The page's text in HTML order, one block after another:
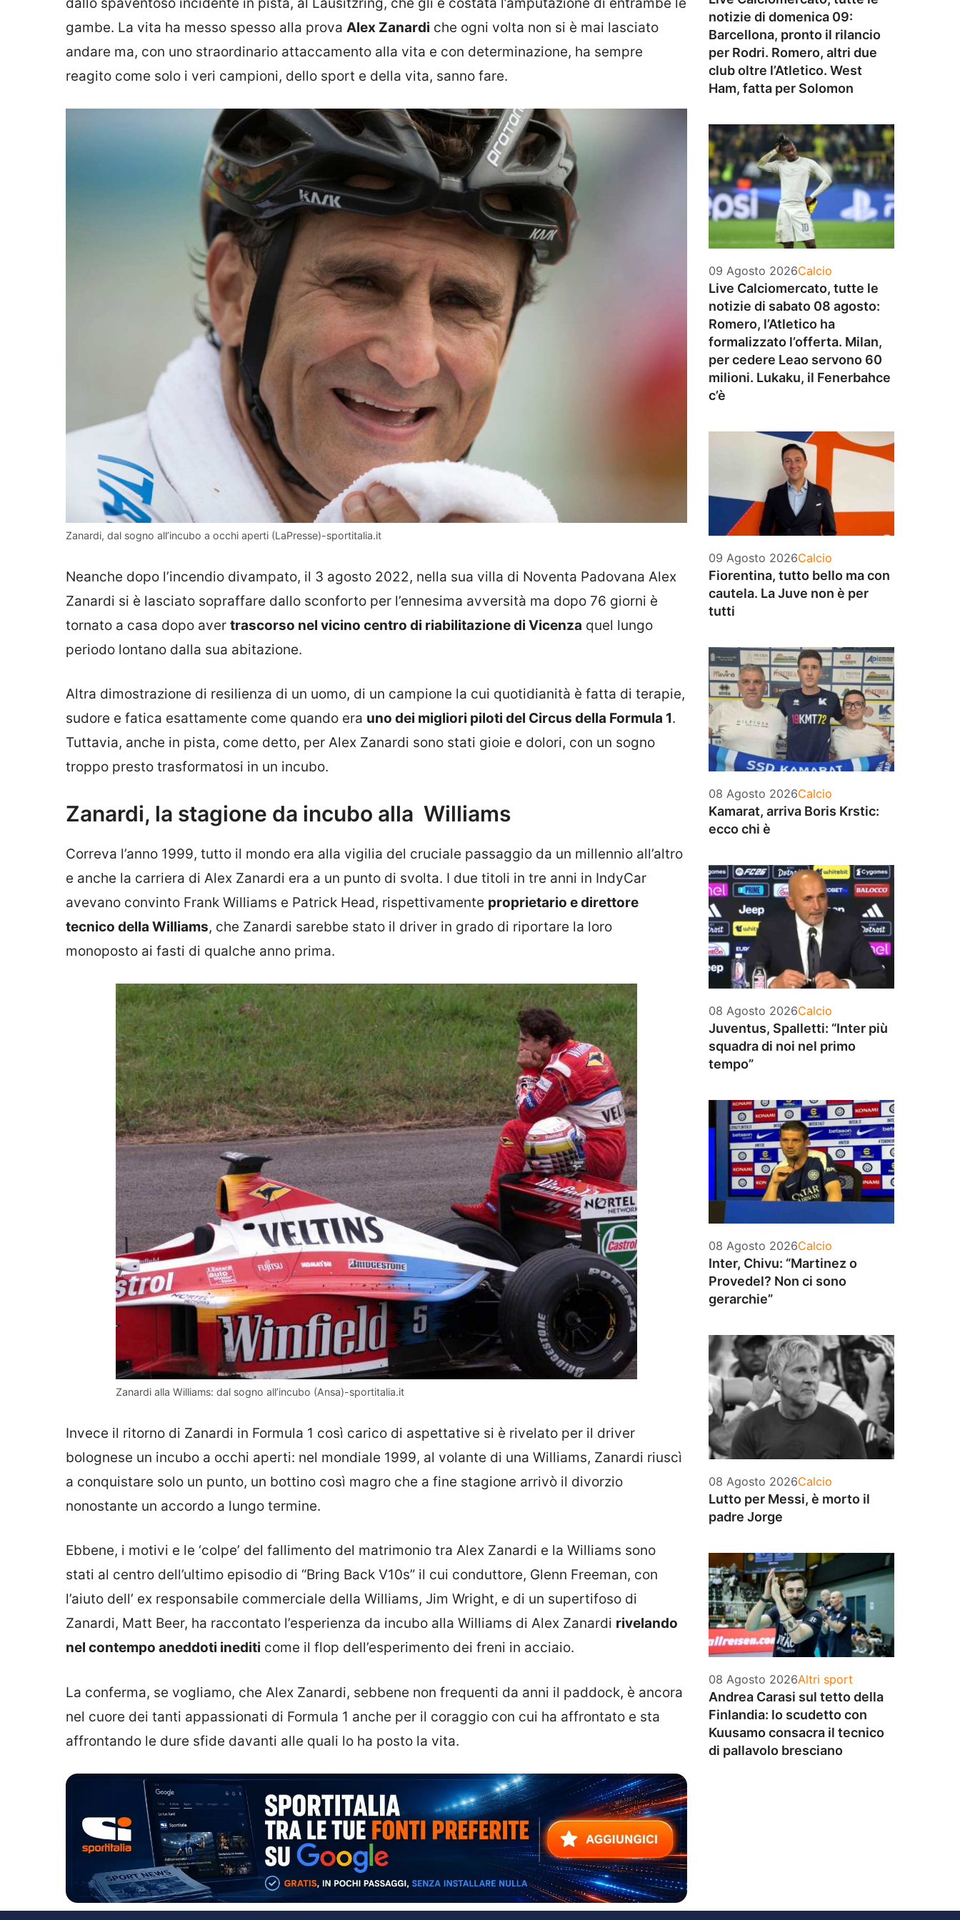
gambe. La vita ha messo spesso alla prova Alex Zanardi che ogni volta non si è mai lasciato
andare ma, con uno straordinario attaccamento alla vita e con determinazione, ha sempre
reagito come solo i veri campioni, dello sport e della vita, sanno fare.
Zanardi, dal sogno all’incubo a occhi aperti (LaPresse)-sportitalia.it
Neanche dopo l’incendio divampato, il 3 agosto 2022, nella sua villa di Noventa Padovana Alex
Zanardi si è lasciato sopraffare dallo sconforto per l’ennesima avversità ma dopo 76 giorni è
tornato a casa dopo aver trascorso nel vicino centro di riabilitazione di Vicenza quel lungo
periodo lontano dalla sua abitazione.
Altra dimostrazione di resilienza di un uomo, di un campione la cui quotidianità è fatta di terapie,
sudore e fatica esattamente come quando era uno dei migliori piloti del Circus della Formula 1.
Tuttavia, anche in pista, come detto, per Alex Zanardi sono stati gioie e dolori, con un sogno
troppo presto trasformatosi in un incubo.
Zanardi, la stagione da incubo alla Williams
Correva l’anno 1999, tutto il mondo era alla vigilia del cruciale passaggio da un millennio all’altro
e anche la carriera di Alex Zanardi era a un punto di svolta. I due titoli in tre anni in IndyCar
avevano convinto Frank Williams e Patrick Head, rispettivamente proprietario e direttore
tecnico della Williams, che Zanardi sarebbe stato il driver in grado di riportare la loro
monoposto ai fasti di qualche anno prima.
Zanardi alla Williams: dal sogno all’incubo (Ansa)-sportitalia.it
Invece il ritorno di Zanardi in Formula 1 così carico di aspettative si è rivelato per il driver
bolognese un incubo a occhi aperti: nel mondiale 1999, al volante di una Williams, Zanardi riuscì
a conquistare solo un punto, un bottino così magro che a fine stagione arrivò il divorzio
nonostante un accordo a lungo termine.
Ebbene, i motivi e le ‘colpe’ del fallimento del matrimonio tra Alex Zanardi e la Williams sono
stati al centro dell’ultimo episodio di “Bring Back V10s” il cui conduttore, Glenn Freeman, con
l’aiuto dell’ ex responsabile commerciale della Williams, Jim Wright, e di un supertifoso di
Zanardi, Matt Beer, ha raccontato l’esperienza da incubo alla Williams di Alex Zanardi rivelando
nel contempo aneddoti inediti come il flop dell’esperimento dei freni in acciaio.
La conferma, se vogliamo, che Alex Zanardi, sebbene non frequenti da anni il paddock, è ancora
nel cuore dei tanti appassionati di Formula 1 anche per il coraggio con cui ha affrontato e sta
affrontando le dure sfide davanti alle quali lo ha posto la vita.
notizie di domenica 09:
Barcellona, pronto il rilancio
per Rodri. Romero, altri due
club oltre l’Atletico. West
Ham, fatta per Solomon
09 Agosto 2026Categorie
Calcio
Live Calciomercato, tutte le
notizie di sabato 08 agosto:
Romero, l’Atletico ha
formalizzato l’offerta. Milan,
per cedere Leao servono 60
milioni. Lukaku, il Fenerbahce
c’è
09 Agosto 2026Categorie
Calcio
Fiorentina, tutto bello ma con
cautela. La Juve non è per
tutti
08 Agosto 2026Categorie
Calcio
Kamarat, arriva Boris Krstic:
ecco chi è
08 Agosto 2026Categorie
Calcio
Juventus, Spalletti: “Inter più
squadra di noi nel primo
tempo”
08 Agosto 2026Categorie
Calcio
Inter, Chivu: “Martinez o
Provedel? Non ci sono
gerarchie”
08 Agosto 2026Categorie
Calcio
Lutto per Messi, è morto il
padre Jorge
08 Agosto 2026Categorie
Altri sport
Andrea Carasi sul tetto della
Finlandia: lo scudetto con
Kuusamo consacra il tecnico
di pallavolo bresciano